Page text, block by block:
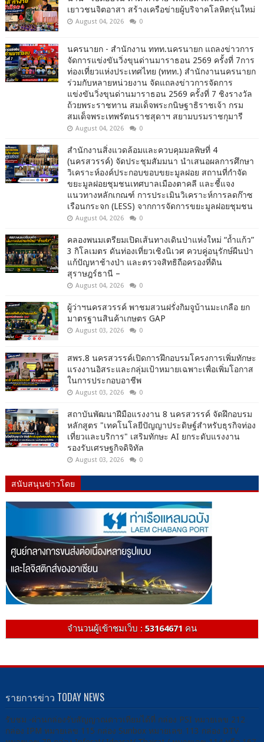
เยาวชนจิตอาสา สร้างเครือข่ายผู้บริจาคโลหิตรุ่นใหม่
August 04, 2026 0
นครนายก - สำนักงาน ททท.นครนายก แถลงข่าวการ
จัดการแข่งขันวิ่งขุนด่านมาราธอน 2569 ครั้งที่ 7การ
ท่องเที่ยวแห่งประเทศไทย (ททท.) สำนักงานนครนายก
ร่วมกับหลายหน่วยงาน จัดแถลงข่าวการจัดการ
แข่งขันวิ่งขุนด่านมาราธอน 2569 ครั้งที่ 7 ชิงรางวัล
ถ้วยพระราชทาน สมเด็จพระกนิษฐาธิราชเจ้า กรม
สมเด็จพระเทพรัตนราชสุดาฯ สยามบรมราชกุมารี
August 04, 2026 0
สำนักงานสิ่งแวดล้อมและควบคุมมลพิษที่ 4
(นครสวรรค์) จัดประชุมสัมมนา นำเสนอผลการศึกษา
วิเคราะห์องค์ประกอบขอบขยะมูลฝอย สถานที่กำจัด
ขยะมูลฝอยชุมชนเทศบาลเมืองตาคลี และชี้แจง
แนวทางหลักเกณฑ์ การประเมินวิเคราะห์การลดก๊าซ
เรือนกระจก (LESS) จากการจัดการขยะมูลฝอยชุมชน
August 04, 2026 0
คลองพนมเตรียมเปิดเส้นทางเดินป่าแห่งใหม่ “ถ้ำแก้ว”
3 กิโลเมตร ดันท่องเที่ยวเชิงนิเวศ ควบคู่อนุรักษ์ผืนป่า
แก้ปัญหาช้างป่า และตรวจสิทธิถือครองที่ดิน
สุราษฎร์ธานี –
August 04, 2026 0
ผู้ว่าฯนครสวรรค์ พาชมสวนฝรั่งกิมจูบ้านมะเกลือ ยก
มาตรฐานสินค้าเกษตร GAP
August 03, 2026 0
สพร.8 นครสวรรค์เปิดการฝึกอบรมโครงการเพิ่มทักษะ
แรงงานอิสระและกลุ่มเป้าหมายเฉพาะเพื่อเพิ่มโอกาส
ในการประกอบอาชีพ
August 03, 2026 0
สถาบันพัฒนาฝีมือแรงงาน 8 นครสวรรค์ จัดฝึกอบรม
หลักสูตร "เทคโนโลยีปัญญาประดิษฐ์สำหรับธุรกิจท่อง
เที่ยวและบริการ" เสริมทักษะ AI ยกระดับแรงงาน
รองรับเศรษฐกิจดิจิทัล
August 03, 2026 0
สนับสนุนข่าวโดย
จำนวนผู้เข้าชมเว็บ : 53164671 คน
รายการข่าว TODAY NEWS
รับชม -ผ่านกล่องรับสัญญาณดาวเทียมได้ที่ กล่อง PSI หมายเลข 212
กล่อง IPM หมายเลข 115 กล่อง Sunbox หมายเลข 113 กล่อง DTV